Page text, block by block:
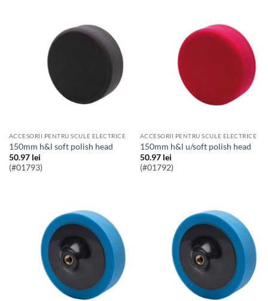
ACCESORII PENTRU SCULE ELECTRICE
150mm h&l soft polish head
50.97 lei
(#01793)
ACCESORII PENTRU SCULE ELECTRICE
150mm h&l u/soft polish head
50.97 lei
(#01792)